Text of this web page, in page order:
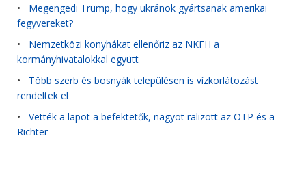
• Megengedi Trump, hogy ukránok gyártsanak amerikai
fegyvereket?
• Nemzetközi konyhákat ellenőriz az NKFH a
kormányhivatalokkal együtt
• Több szerb és bosnyák településen is vízkorlátozást
rendeltek el
• Vették a lapot a befektetők, nagyot ralizott az OTP és a
Richter